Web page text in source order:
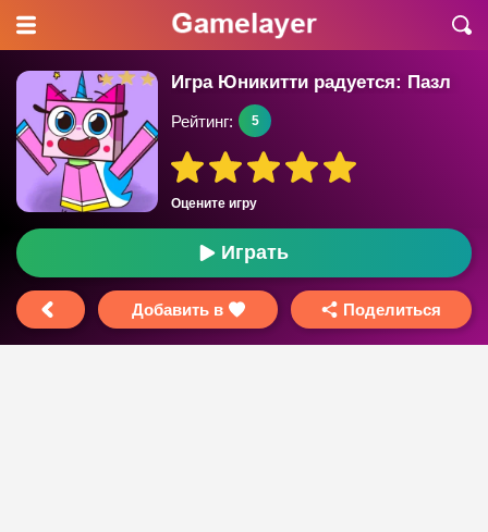
Игра Юникитти радуется: Пазл
Оцените игру
Рейтинг: 5
Играть
Добавить в Поделиться